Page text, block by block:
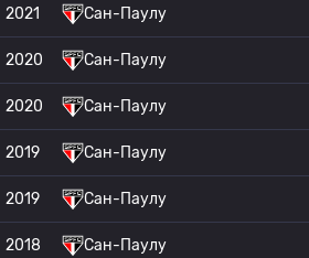
2021 Сан-Паулу
2020 Сан-Паулу
2020 Сан-Паулу
2019 Сан-Паулу
2019 Сан-Паулу
2018 Сан-Паулу